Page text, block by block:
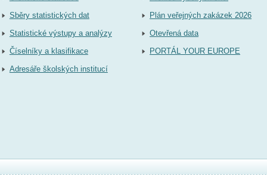
Sběry statistických dat
Statistické výstupy a analýzy
Číselníky a klasifikace
Adresáře školských institucí
Plán veřejných zakázek 2026
Otevřená data
PORTÁL YOUR EUROPE